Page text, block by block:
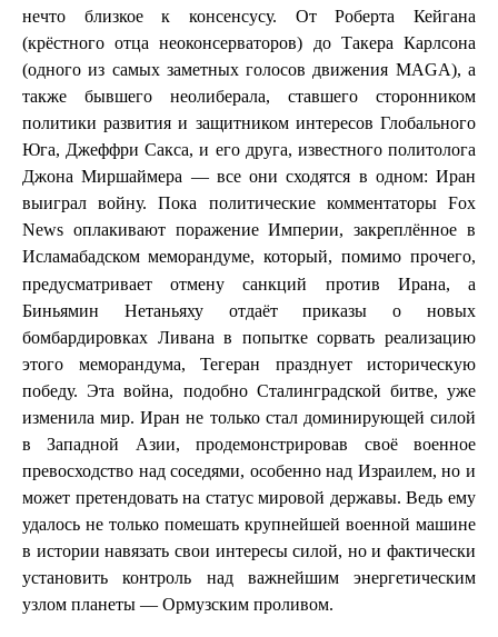
нечто близкое к консенсусу. От Роберта Кейгана
(крёстного отца неоконсерваторов) до Такера Карлсона
(одного из самых заметных голосов движения MAGA), а
также бывшего неолиберала, ставшего сторонником
политики развития и защитником интересов Глобального
Юга, Джеффри Сакса, и его друга, известного политолога
Джона Миршаймера — все они сходятся в одном: Иран
выиграл войну. Пока политические комментаторы Fox
News оплакивают поражение Империи, закреплённое в
Исламабадском меморандуме, который, помимо прочего,
предусматривает отмену санкций против Ирана, а
Биньямин Нетаньяху отдаёт приказы о новых
бомбардировках Ливана в попытке сорвать реализацию
этого меморандума, Тегеран празднует историческую
победу. Эта война, подобно Сталинградской битве, уже
изменила мир. Иран не только стал доминирующей силой
в Западной Азии, продемонстрировав своё военное
превосходство над соседями, особенно над Израилем, но и
может претендовать на статус мировой державы. Ведь ему
удалось не только помешать крупнейшей военной машине
в истории навязать свои интересы силой, но и фактически
установить контроль над важнейшим энергетическим
узлом планеты — Ормузским проливом.